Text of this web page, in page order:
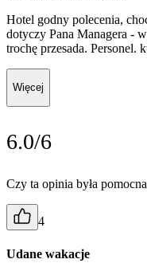
Hotel godny polecenia,
dotyczy Pana Managera -
trochę przesada. Personel.
Więcej
6.0/6
Czy ta opinia była
4
Udane wakacje